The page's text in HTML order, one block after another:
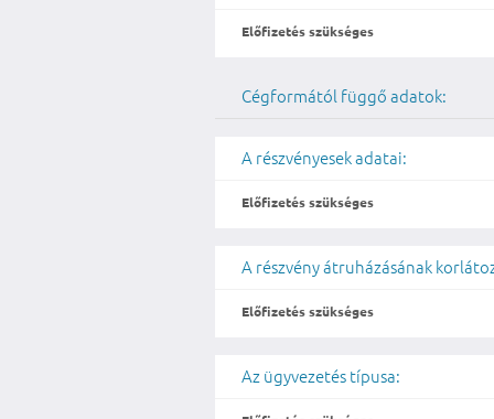
Előfizetés szükséges
Cégformától függő adatok:
A részvényesek adatai:
Előfizetés szükséges
A részvény átruházásának
Előfizetés szükséges
Az ügyvezetés típusa: